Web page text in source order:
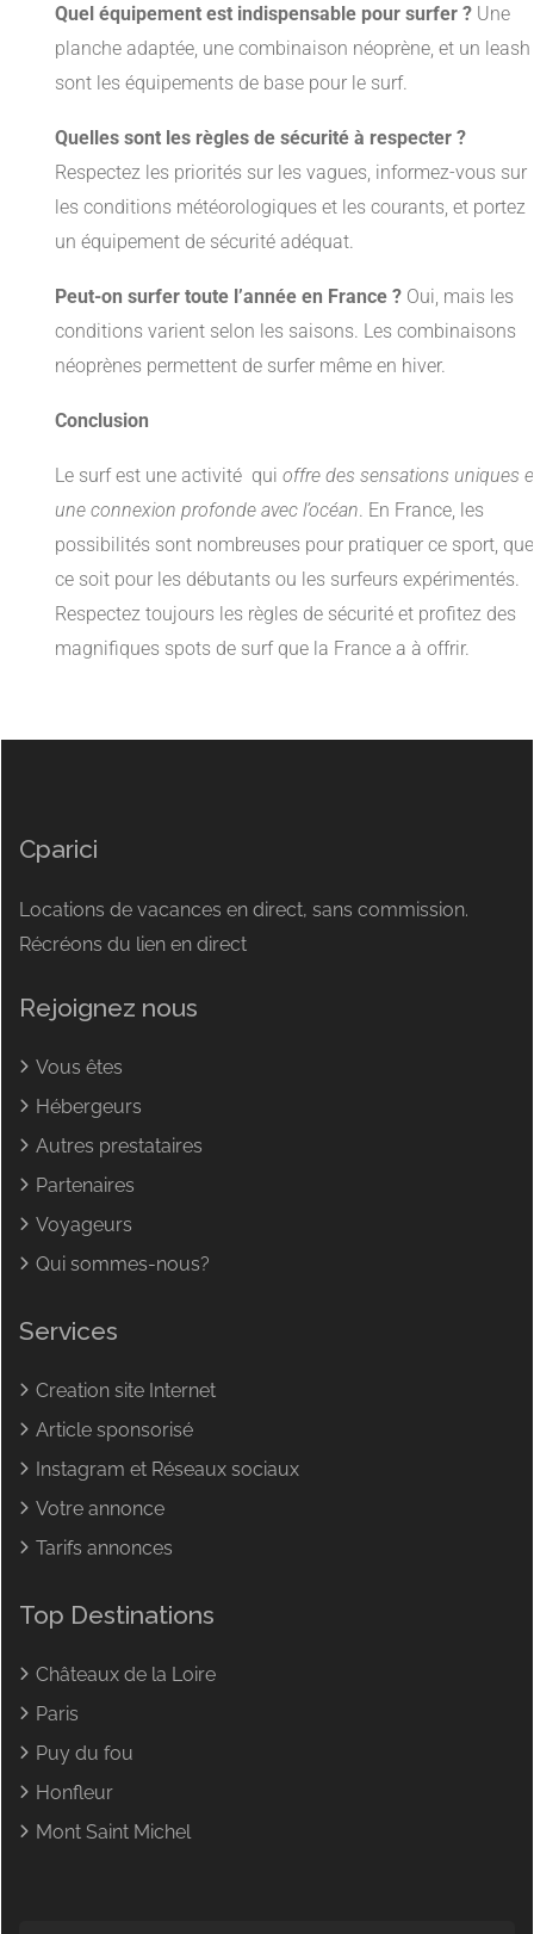
Quel équipement est indispensable pour surfer ? Une
planche adaptée, une combinaison néoprène, et un leash
sont les équipements de base pour le surf.
Quelles sont les règles de sécurité à respecter ?
Respectez les priorités sur les vagues, informez-vous sur
les conditions météorologiques et les courants, et portez
un équipement de sécurité adéquat.
Peut-on surfer toute l’année en France ? Oui, mais les
conditions varient selon les saisons. Les combinaisons
néoprènes permettent de surfer même en hiver.
Conclusion
Le surf est une activité qui offre des sensations uniques
une connexion profonde avec l’océan . En France, les
possibilités sont nombreuses pour pratiquer ce sport, que
ce soit pour les débutants ou les surfeurs expérimentés.
Respectez toujours les règles de sécurité et profitez des
magnifiques spots de surf que la France a à offrir.
Cparici
Locations de vacances en direct, sans commission.
Récréons du lien en direct
Rejoignez nous
Vous êtes
Hébergeurs
Autres prestataires
Partenaires
Voyageurs
Qui sommes-nous?
Services
Creation site Internet
Article sponsorisé
Instagram et Réseaux sociaux
Votre annonce
Tarifs annonces
Top Destinations
Châteaux de la Loire
Paris
Puy du fou
Honfleur
Mont Saint Michel